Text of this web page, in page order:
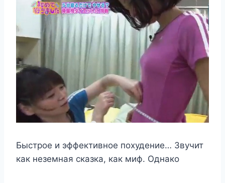
Быстрое и эффективное похудение… Звучит
как неземная сказка, как миф. Однако